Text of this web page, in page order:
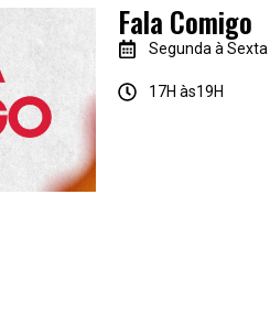
Fala Comigo
Segunda à Sexta
17H às19H